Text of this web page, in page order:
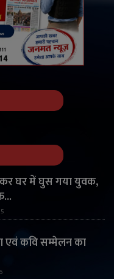
घर में घुस गया युवक,
एवं कवि सम्मेलन का